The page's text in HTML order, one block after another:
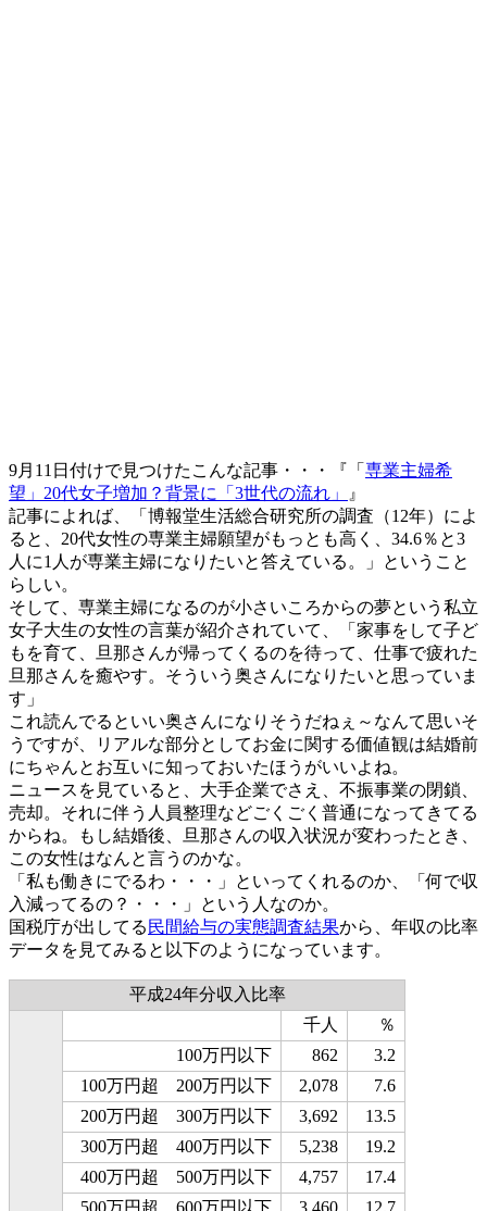
9月11日付けで見つけたこんな記事・・・『「 専業主婦希
望」20代女子増加？背景に「3世代の流れ」
』
記事によれば、「博報堂生活総合研究所の調査（12年）によ
ると、20代女性の専業主婦願望がもっとも高く、34.6％と3
人に1人が専業主婦になりたいと答えている。」ということ
らしい。
そして、専業主婦になるのが小さいころからの夢という私立
女子大生の女性の言葉が紹介されていて、「家事をして子ど
もを育て、旦那さんが帰ってくるのを待って、仕事で疲れた
旦那さんを癒やす。そういう奥さんになりたいと思っていま
す」
これ読んでるといい奥さんになりそうだねぇ～なんて思いそ
うですが、リアルな部分としてお金に関する価値観は結婚前
にちゃんとお互いに知っておいたほうがいいよね。
ニュースを見ていると、大手企業でさえ、不振事業の閉鎖、
売却。それに伴う人員整理などごくごく普通になってきてる
からね。もし結婚後、旦那さんの収入状況が変わったとき、
この女性はなんと言うのかな。
「私も働きにでるわ・・・」といってくれるのか、「何で収
入減ってるの？・・・」という人なのか。
国税庁が出してる 民間給与の実態調査結果から、年収の比率
データを見てみると以下のようになっています。
平成24年分収入比率
千人
％
100万円以下
862
3.2
100万円超 200万円以下
2,078
7.6
200万円超 300万円以下
3,692
13.5
300万円超 400万円以下
5,238
19.2
400万円超 500万円以下
4,757
17.4
500万円超 600万円以下
3,460
12.7